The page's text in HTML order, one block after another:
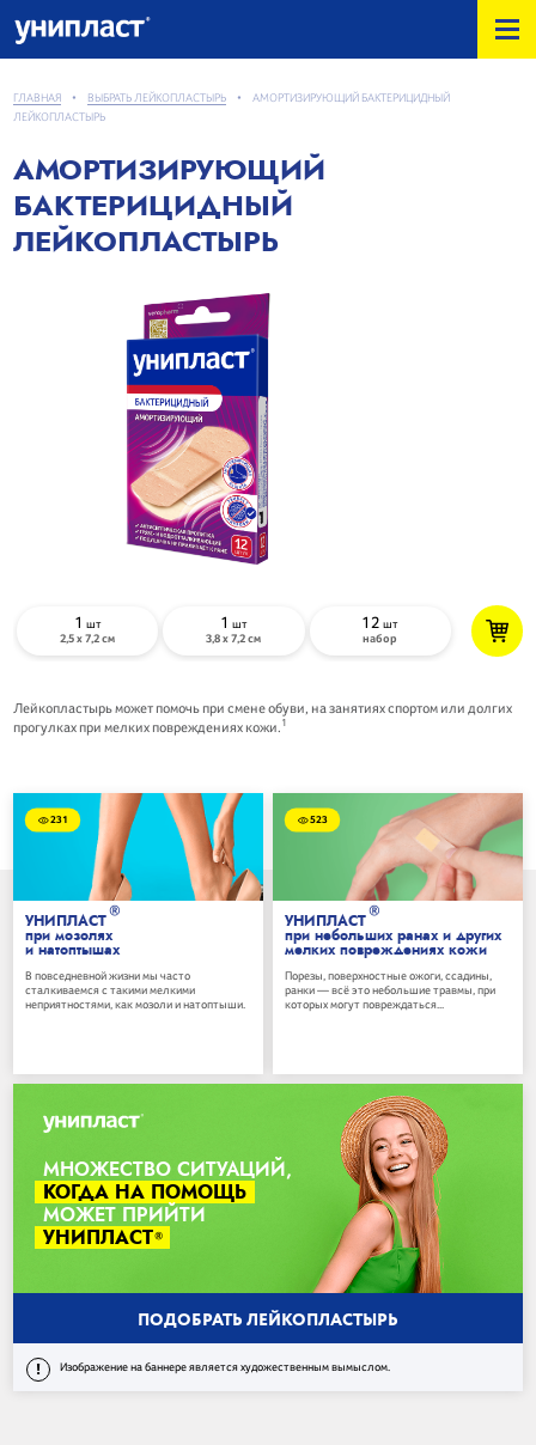
ГЛАВНАЯ • ВЫБРАТЬ ЛЕЙКОПЛАСТЫРЬ •
АМОРТИЗИРУЮЩИЙ БАКТЕРИЦИДНЫЙ
ЛЕЙКОПЛАСТЫРЬ
АМОРТИЗИРУЮЩИЙ
БАКТЕРИЦИДНЫЙ
ЛЕЙКОПЛАСТЫРЬ
1 шт
2,5 х 7,2 см
1 шт
3,8 х 7,2 см
12 шт
набор
Лейкопластырь может помочь при смене обуви, на занятиях спортом или долгих
прогулках при мелких повреждениях кожи. 1
231
УНИПЛАСТ®
при мозолях
и натоптышах
В повседневной жизни мы часто
сталкиваемся с такими мелкими
неприятностями, как мозоли и натоптыши.
523
УНИПЛАСТ®
при небольших ранах и других
мелких повреждениях кожи
Порезы, поверхностные ожоги, ссадины,
ранки — всё это небольшие травмы, при
которых могут повреждаться...
! Изображение на баннере является художественным вымыслом.
МНОЖЕСТВО СИТУАЦИЙ,
КОГДА НА ПОМОЩЬ
МОЖЕТ ПРИЙТИ
УНИПЛАСТ®
ПОДОБРАТЬ ЛЕЙКОПЛАСТЫРЬ